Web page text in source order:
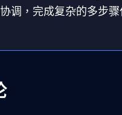
调，完成复杂的多步